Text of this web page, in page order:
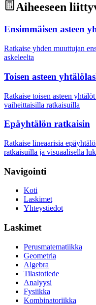
Aiheeseen
Ensimmäisen asteen
Ratkaise yhden muuttujan
askeleelta
Toisen asteen
Ratkaise toisen asteen
vaiheittaisilla ratkaisuilla
Epäyhtälön ratkaisin
Ratkaise lineaarisia
ratkaisuilla ja visuaalisella
Navigointi
Koti
Laskimet
Yhteystiedot
Laskimet
Perusmatematiikka
Geometria
Algebra
Tilastotiede
Analyysi
Fysiikka
Kombinatoriikka